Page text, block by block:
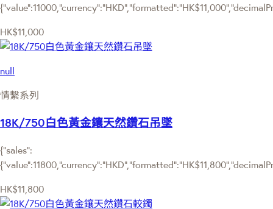
HK$11,000
null
情繫系列
18K/750白色黃金鑲天然鑽石吊墜
{"sales":
HK$11,800